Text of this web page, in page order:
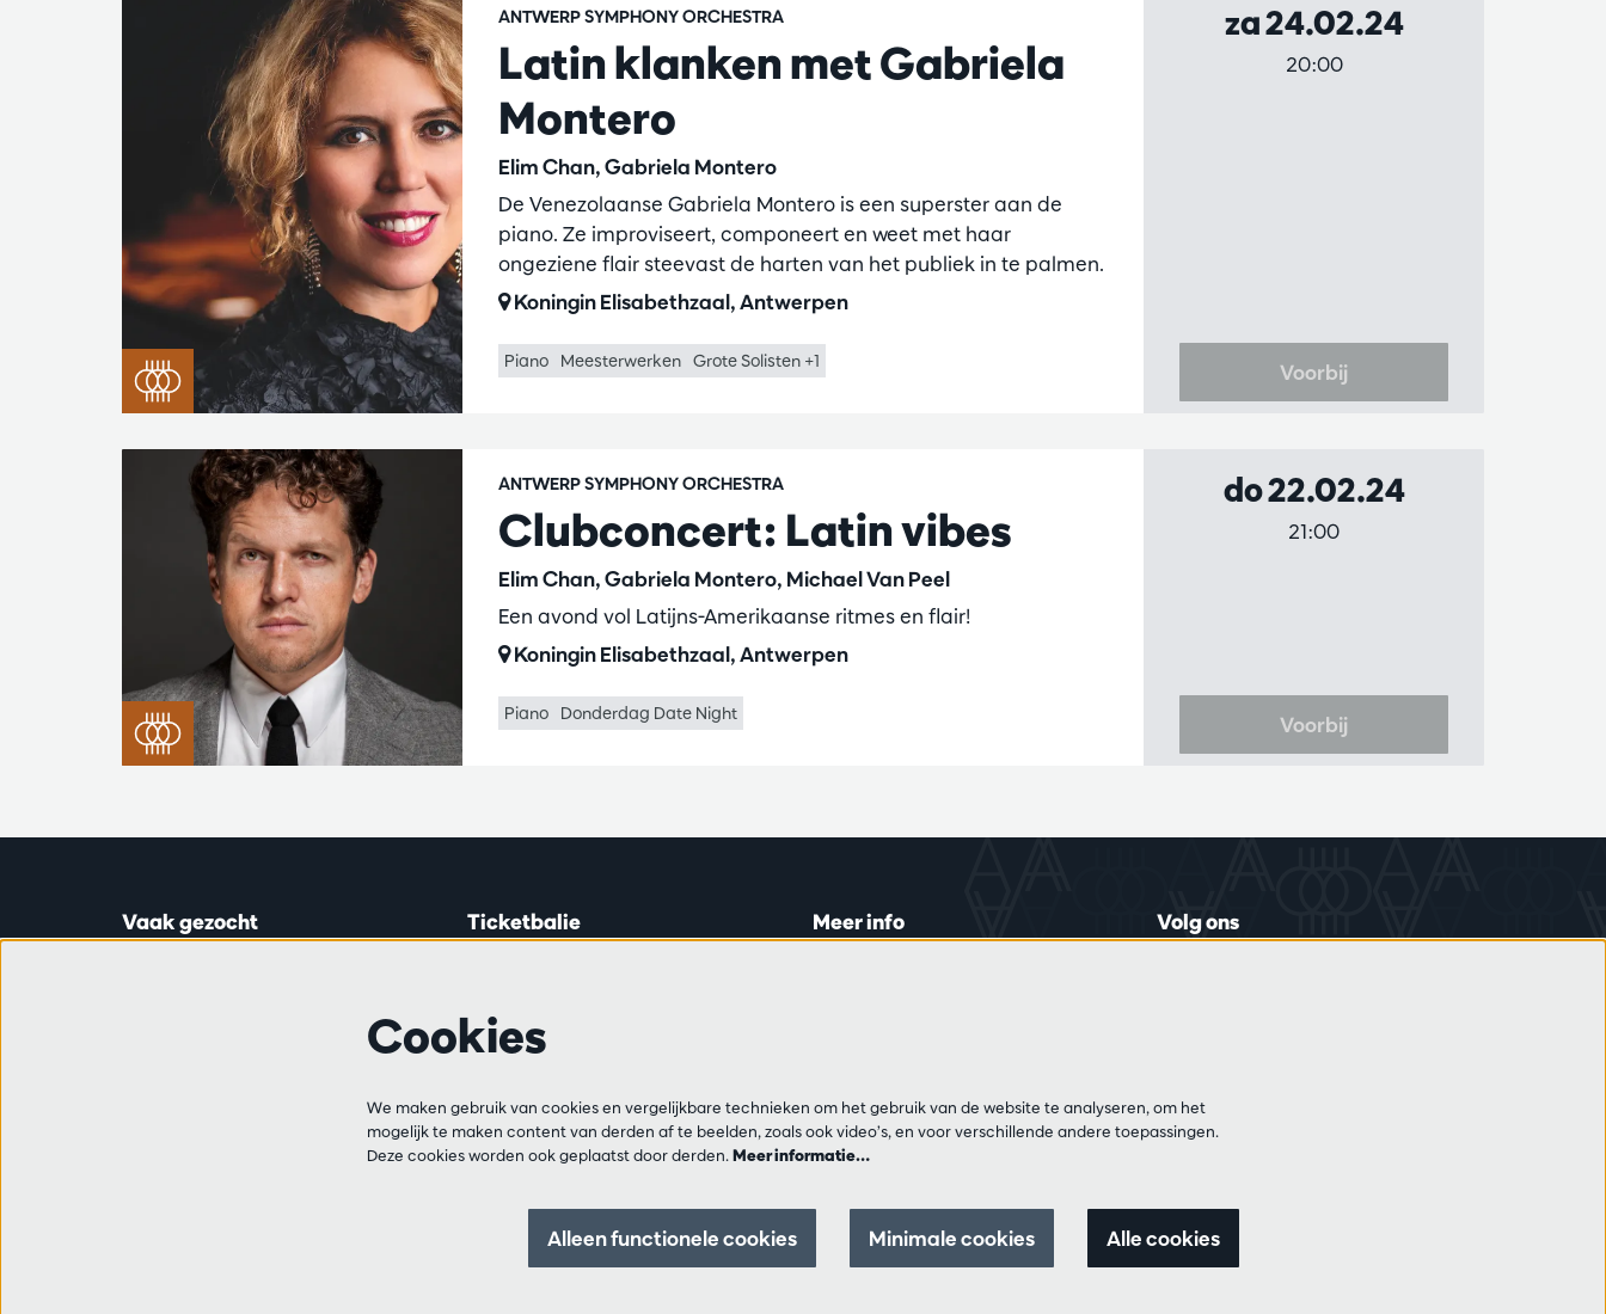
Latin klanken met Gabriela
Montero
Elim Chan, Gabriela Montero
ANTWERP SYMPHONY ORCHESTRA
De Venezolaanse Gabriela Montero is een superster aan de
piano. Ze improviseert, componeert en weet met haar
ongeziene flair steevast de harten van het publiek in te palmen.
Koningin Elisabethzaal, Antwerpen
Piano Meesterwerken Grote Solisten +1
za 24.02.24
20:00
Voorbij
Clubconcert: Latin vibes
Elim Chan, Gabriela Montero, Michael Van Peel
ANTWERP SYMPHONY ORCHESTRA
Een avond vol Latijns-Amerikaanse ritmes en flair!
Koningin Elisabethzaal, Antwerpen
Piano Donderdag Date Night
do 22.02.24
21:00
Voorbij
Vaak gezocht Ticketbalie
van 14:00 tot 16:45.
+32 3 213 54 06
Bereikbaar op di, do en vr
van 14:00 tot 17:00.
Meer info Volg ons
Cookies
We maken gebruik van cookies en vergelijkbare technieken om het gebruik van de website te analyseren, om het
mogelijk te maken content van derden af te beelden, zoals ook video’s, en voor verschillende andere toepassingen.
Deze cookies worden ook geplaatst door derden.Meer informatie…
Alleen functionele cookies Minimale cookies Alle cookies